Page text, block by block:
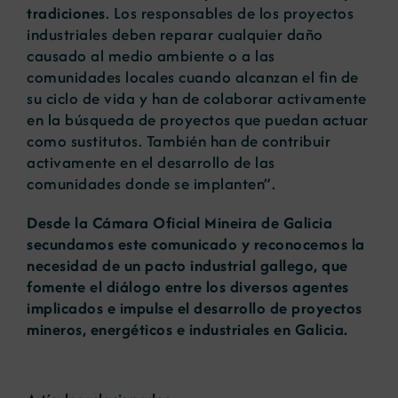
tradiciones. Los responsables de los proyectos
industriales deben reparar cualquier daño
causado al medio ambiente o a las
comunidades locales cuando alcanzan el fin de
su ciclo de vida y han de colaborar activamente
en la búsqueda de proyectos que puedan actuar
como sustitutos. También han de contribuir
activamente en el desarrollo de las
comunidades donde se implanten”.
Desde la Cámara Oficial Mineira de Galicia
secundamos este comunicado y reconocemos la
necesidad de un pacto industrial gallego, que
fomente el diálogo entre los diversos agentes
implicados e impulse el desarrollo de proyectos
mineros, energéticos e industriales en Galicia.